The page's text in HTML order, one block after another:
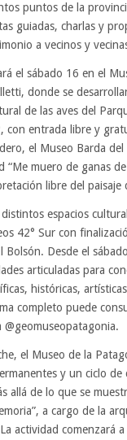
puntos de la
guiadas, charlas y
a vecinos y
el sábado 16 en el
donde se
de las aves del
con entrada libre y
el Museo Barda del
“Me muero de ganas
libre del paisaje
espacios
42° Sur con
Bolsón. Desde el
articuladas para
históricas,
completo puede
el Museo de la
y un ciclo de
allá de lo que se
a cargo de la
actividad comenzará